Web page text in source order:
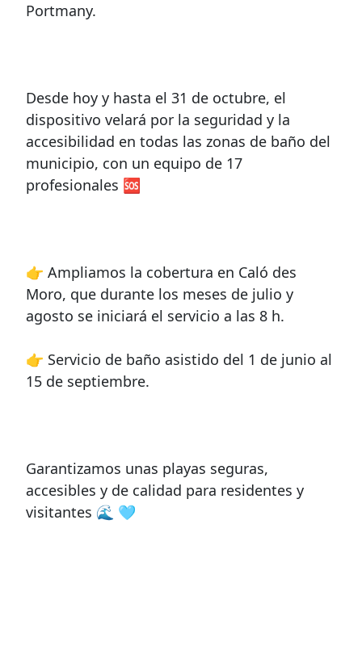
Portmany.
Desde hoy y hasta el 31 de octubre, el
dispositivo velará por la seguridad y la
accesibilidad en todas las zonas de baño del
municipio, con un equipo de 17
profesionales 🆘
👉 Ampliamos la cobertura en Caló des
Moro, que durante los meses de julio y
agosto se iniciará el servicio a las 8 h.
👉 Servicio de baño asistido del 1 de junio al
15 de septiembre.
Garantizamos unas playas seguras,
accesibles y de calidad para residentes y
visitantes 🌊 🩵